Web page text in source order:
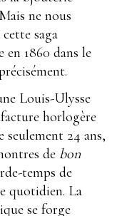
ne nous
saga
en 1860 dans le
Louis-Ulysse
horlogère
seulement 24 ans,
de bon
temps de
quotidien. La
se forge